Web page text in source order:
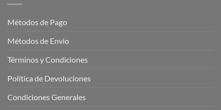
Métodos de Pago
Métodos de Envio
Términos y Condiciones
Política de Devoluciones
Condiciones Generales